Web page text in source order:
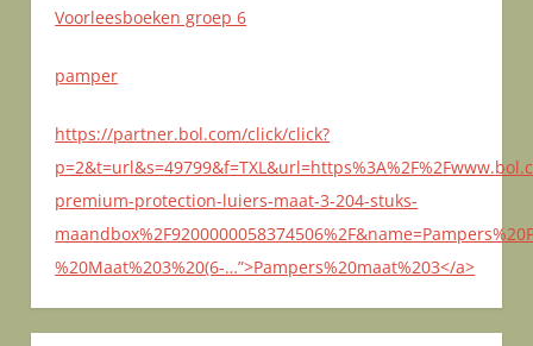
Voorleesboeken groep 6
pamper
https://partner.bol.com/click/click?
premium-protection-luiers-maat-3-204-stuks-
%20Maat%203%20(6-…”>Pampers%20maat%203</a>